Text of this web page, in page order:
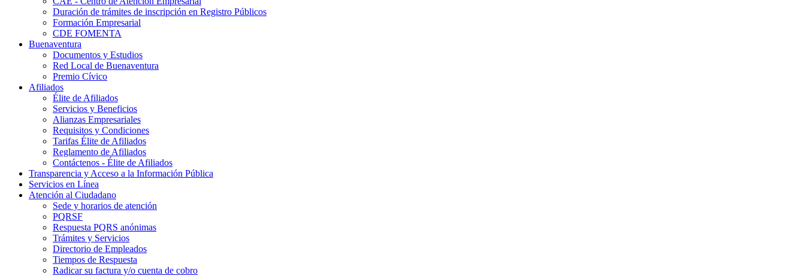
Duración de trámites de inscripción en Registro Públicos
Formación Empresarial
CDE FOMENTA
Buenaventura
Documentos y Estudios
Red Local de Buenaventura
Premio Cívico
Afiliados
Élite de Afiliados
Servicios y Beneficios
Alianzas Empresariales
Requisitos y Condiciones
Tarifas Élite de Afiliados
Reglamento de Afiliados
Contáctenos - Élite de Afiliados
Transparencia y Acceso a la Información Pública
Servicios en Línea
Atención al Ciudadano
Sede y horarios de atención
PQRSF
Respuesta PQRS anónimas
Trámites y Servicios
Directorio de Empleados
Tiempos de Respuesta
Radicar su factura y/o cuenta de cobro